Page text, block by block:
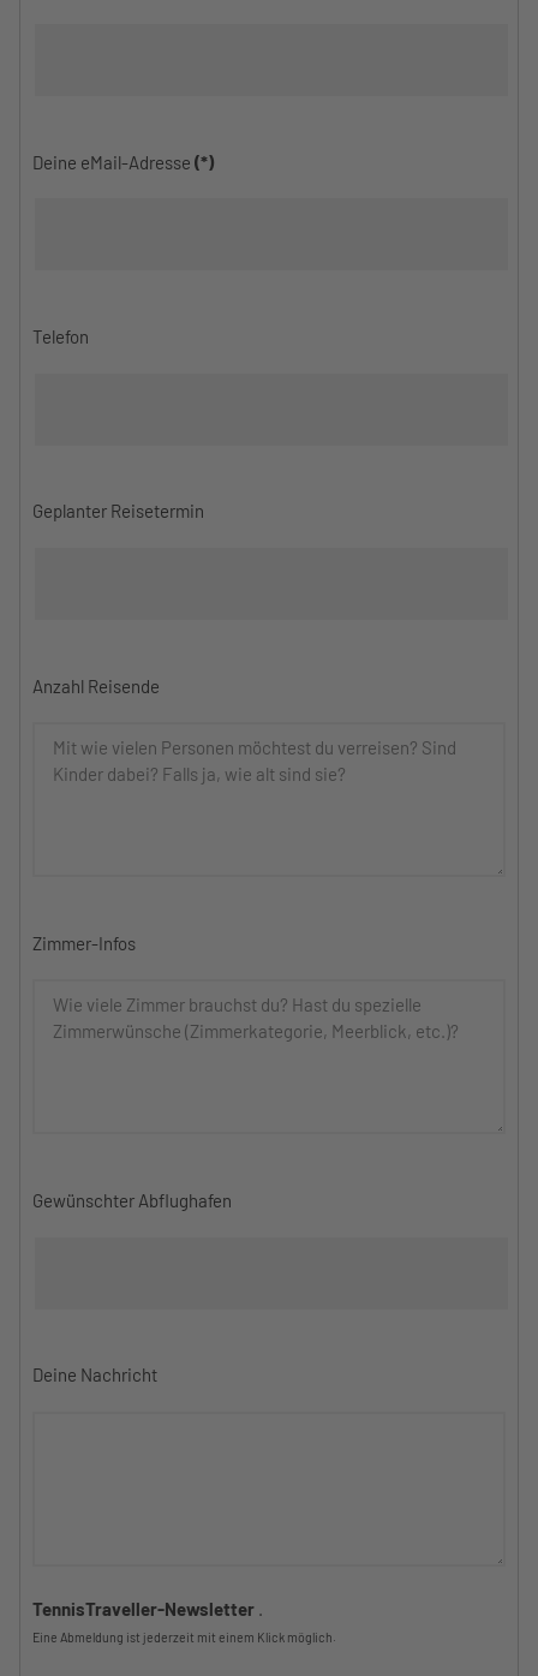
Deine eMail-Adresse (*)
Telefon
Geplanter Reisetermin
Anzahl Reisende
Zimmer-Infos
Gewünschter Abflughafen
Deine Nachricht
TennisTraveller-Newsletter .
Eine Abmeldung ist jederzeit mit einem Klick möglich.